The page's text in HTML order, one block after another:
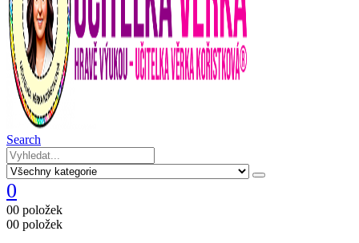
Search
0
00 položek
00 položek